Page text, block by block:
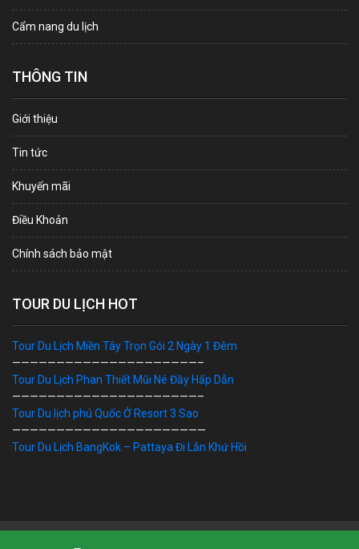
Cẩm nang du lịch
THÔNG TIN
Giới thiệu
Tin tức
Khuyến mãi
Điều Khoản
Chính sách bảo mật
TOUR DU LỊCH HOT
Tour Du Lịch Miền Tây Trọn Gói 2 Ngày 1 Đêm
—————————————————————–
Tour Du Lịch Phan Thiết Mũi Né Đầy Hấp Dẫn
—————————————————————–
Tour Du lịch phú Quốc Ở Resort 3 Sao
——————————————————————
Tour Du Lịch BangKok – Pattaya Đi Lẫn Khứ Hồi